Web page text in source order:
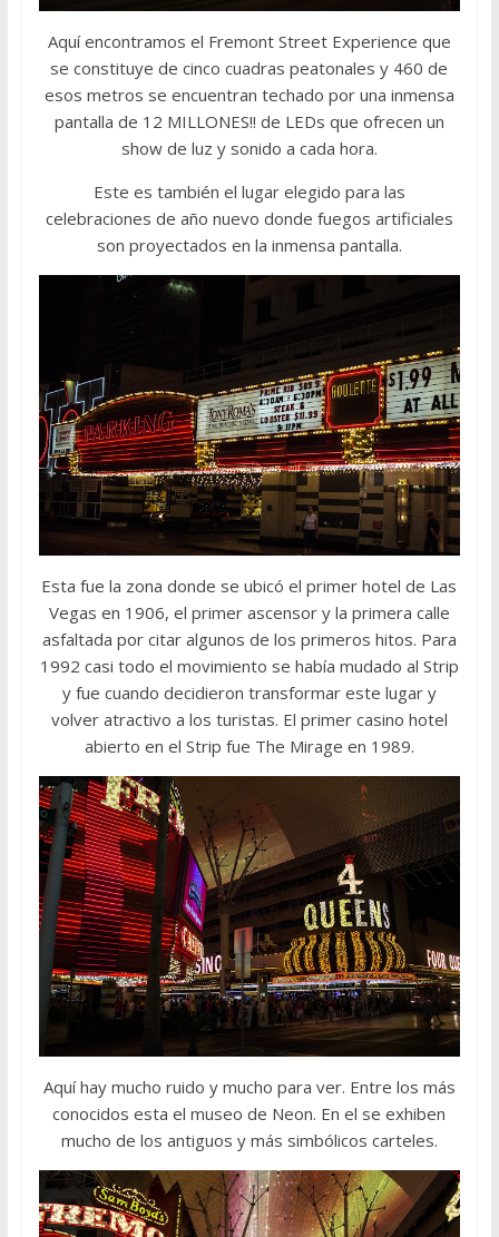
Aquí encontramos el Fremont Street Experience que
se constituye de cinco cuadras peatonales y 460 de
esos metros se encuentran techado por una inmensa
pantalla de 12 MILLONES!! de LEDs que ofrecen un
show de luz y sonido a cada hora.
Este es también el lugar elegido para las
celebraciones de año nuevo donde fuegos artificiales
son proyectados en la inmensa pantalla.
Esta fue la zona donde se ubicó el primer hotel de Las
Vegas en 1906, el primer ascensor y la primera calle
asfaltada por citar algunos de los primeros hitos. Para
1992 casi todo el movimiento se había mudado al Strip
y fue cuando decidieron transformar este lugar y
volver atractivo a los turistas. El primer casino hotel
abierto en el Strip fue The Mirage en 1989.
Aquí hay mucho ruido y mucho para ver. Entre los más
conocidos esta el museo de Neon. En el se exhiben
mucho de los antiguos y más simbólicos carteles.